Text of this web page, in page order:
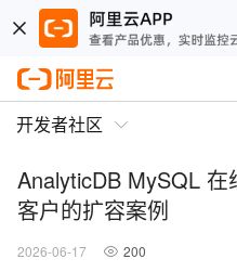
开发者社区
AnalyticDB MySQL
客户的扩容案例
2026-06-17 200